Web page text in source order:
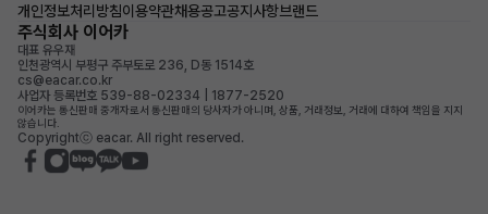
개인정보처리방침이용약관채용공고공지사항브랜드
주식회사 이어카
대표 유우재
인천광역시 부평구 주부토로 236, D동 1514호
cs@eacar.co.kr
사업자 등록번호 539-88-02334 | 1877-2520
이어카는 통신판매 중개자로서 통신판매의 당사자가 아니며, 상품, 거래정보, 거래에 대하여 책임을 지지
않습니다.
Copyrightⓒ eacar. All right reserved.